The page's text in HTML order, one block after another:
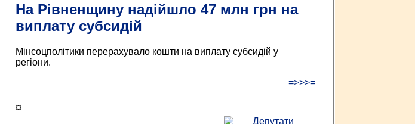
На Рівненщину надійшло 47 млн грн на
виплату субсидій
Мінсоцполітики перерахувало кошти на виплату субсидій у
регіони.
=>>>=
¤